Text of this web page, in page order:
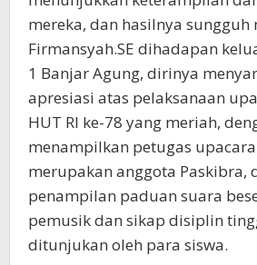
mereka, dan hasilnya sungguh
Firmansyah.SE dihadapan
1 Banjar Agung, dirinya
apresiasi atas pelaksanaan
HUT RI ke-78 yang meriah,
menampilkan petugas
merupakan anggota Paskibra,
penampilan paduan suara
pemusik dan sikap disiplin
ditunjukan oleh para siswa.